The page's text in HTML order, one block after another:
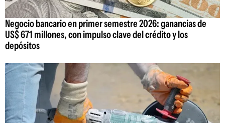
Negocio bancario en primer semestre 2026: ganancias de
US$ 671 millones, con impulso clave del crédito y los
depósitos